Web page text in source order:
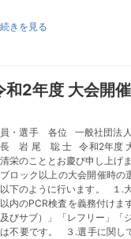
続きを見る
和2年度 大会開
・選手 各位 一般社団
岩 尾 聡 士 令和2年度
栄のこととお慶び申し上
ロック以上の大会開催時の
下のように行います。 １.
内のPCR検査を義務付け
びサブ）」「レフリー」「
不要です。 ３.選手に関し